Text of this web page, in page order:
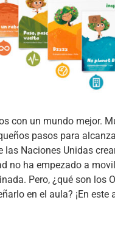
con un mundo mejor.
pasos para
las Naciones Unidas
no ha empezado a
Pero, ¿qué son los
en el aula? ¡En este